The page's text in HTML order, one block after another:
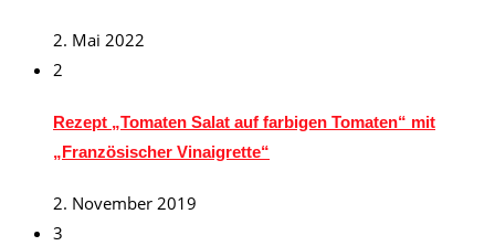
2. Mai 2022
2
Rezept „Tomaten Salat auf farbigen Tomaten“ mit
„Französischer Vinaigrette“
2. November 2019
3